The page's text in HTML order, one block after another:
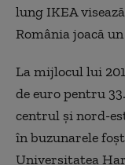
lung IKEA
România joacă
La mijlocul lui
de euro pentru
centrul şi nord-
în buzunarele
Universitatea